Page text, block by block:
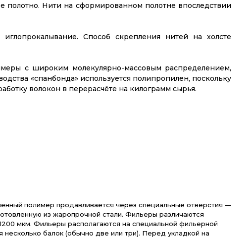
полотно. Нити на сформированном полотне впоследствии
Способ скрепления нитей на холсте
с широким молекулярно-массовым распределением,
«спанбонда» используется полипропилен, поскольку
волокон в перерасчёте на килограмм сырья.
полимер продавливается через специальные отверстия —
из жаропрочной стали. Фильеры различаются
мкм. Фильеры располагаются на специальной фильерной
балок (обычно две или три). Перед укладкой на